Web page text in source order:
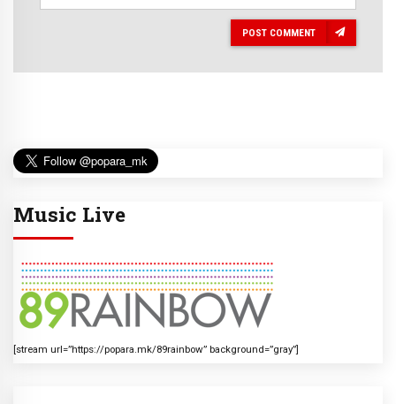
POST COMMENT
Music Live
[stream url=”https://popara.mk/89rainbow” background=”gray”]